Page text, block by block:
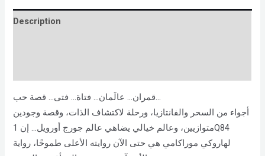
Description
أجواء من السحر والفانتازيا، ورحلة لاكتشاف الذات، وقصة وجودين
متوازيين، وعالم خيالي يضاهي عالم جورج أورويل… إن 1Q84
لهاروكي موراكامي هي حتى الآن روايته الأعلى طموحًا، رواية